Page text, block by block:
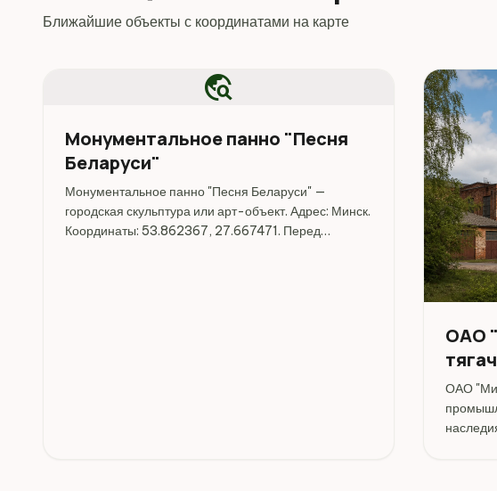
Ближайшие объекты с координатами на карте
travel_explore
Монументальное панно "Песня
Беларуси"
Монументальное панно "Песня Беларуси" —
городская скульптура или арт-объект. Адрес: Минск.
Координаты: 53.862367, 27.667471. Перед
ОАО
ОАО